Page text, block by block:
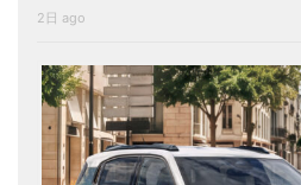
2日 ago